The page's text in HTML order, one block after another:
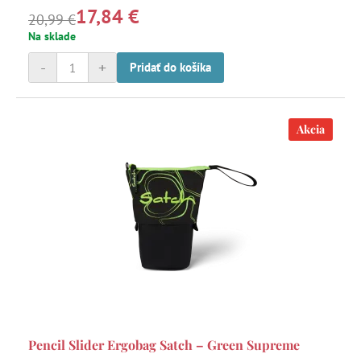
20,99 €17,84 €
Na sklade
+
- Pridať do košíka
Akcia
Pencil Slider Ergobag Satch – Green Supreme